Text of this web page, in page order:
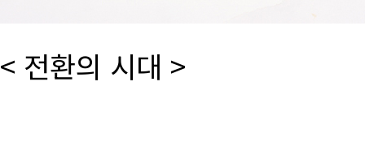
< 전환의 시대 >